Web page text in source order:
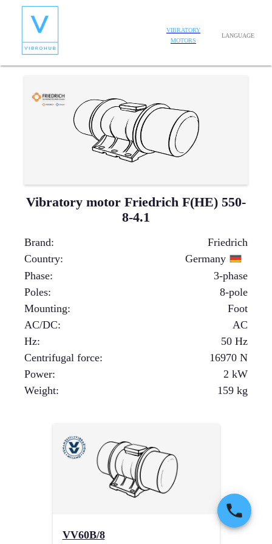
VIBRATORY
MOTORS
LANGUAGE
Vibratory motor Friedrich F(HE) 550-
8-4.1
Brand:
Friedrich
Country:
Germany
Phase:
3-phase
Poles:
8-pole
Mounting:
Foot
AC/DC:
AC
Hz:
50 Hz
Centrifugal force: 16970 N
Power: 2 kW
Weight: 159 kg
VV60B/8